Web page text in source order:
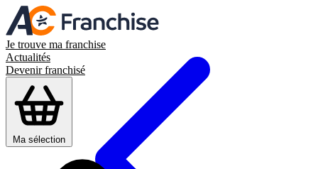
Je trouve ma franchise
Actualités
Devenir franchisé
Ma sélection